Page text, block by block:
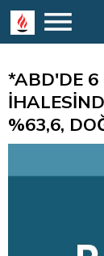
*ABD'DE 6
%63,6,